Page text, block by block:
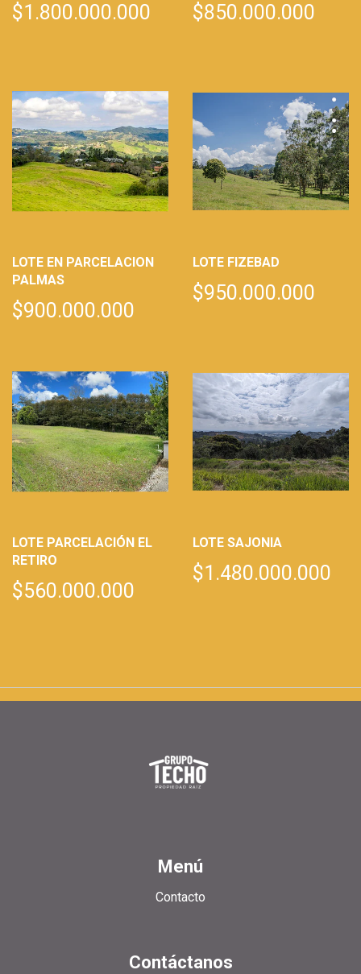
$1.800.000.000 $850.000.000
LOTE EN PARCELACION
PALMAS
$900.000.000
LOTE FIZEBAD
$950.000.000
LOTE PARCELACIÓN EL
RETIRO
$560.000.000
LOTE SAJONIA
$1.480.000.000
Menú
Contacto
Contáctanos